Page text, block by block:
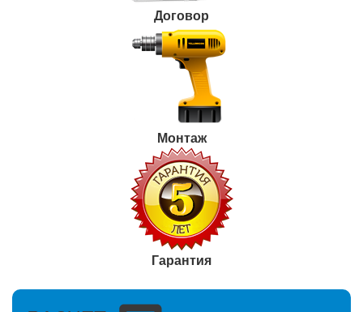
Договор
Монтаж
Гарантия